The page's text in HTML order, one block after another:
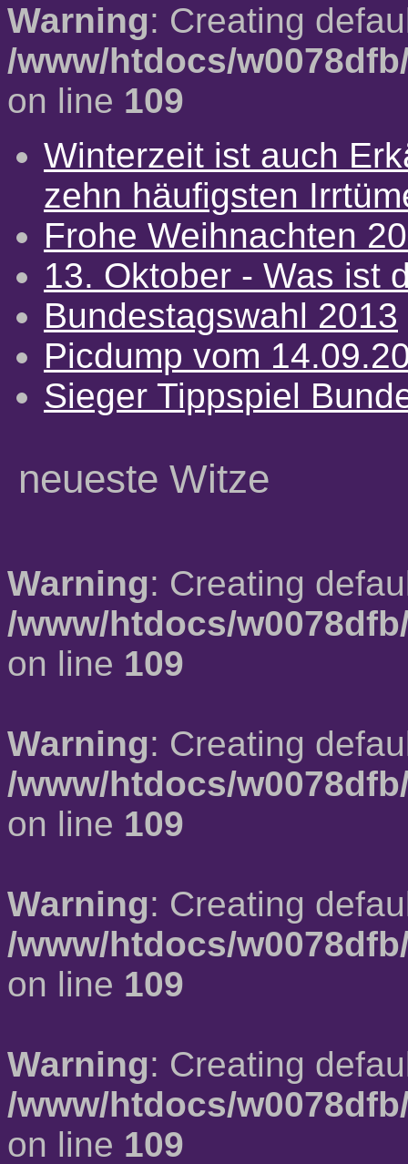
Warning: Creating
/www/htdocs/
on line 109
Winterzeit ist auch
zehn häufigsten
Frohe Weihnachten
13. Oktober - Was ist
Bundestagswahl 2013
Picdump vom
Sieger Tippspiel
neueste Witze
Warning: Creating
/www/htdocs/
on line 109
Warning: Creating
/www/htdocs/
on line 109
Warning: Creating
/www/htdocs/
on line 109
Warning: Creating
/www/htdocs/
on line 109